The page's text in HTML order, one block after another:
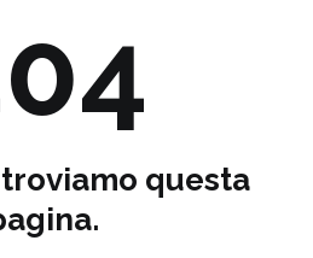
questa